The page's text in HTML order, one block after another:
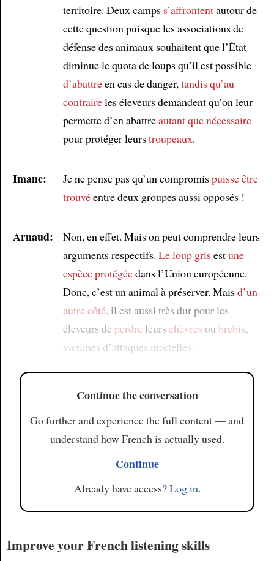
territoire. Deux camps s’affrontentautour de
cette question puisque les associations de
défense des animaux souhaitent que l’État
diminue le quota de loups qu’il est possible
d’abattreen cas de danger, tandis qu’au
contraireles éleveurs demandent qu’on leur
permette d’en abattreautant que nécessaire
pour protéger leurstroupeaux.
Imane: Je ne pense pas qu’un compromispuisse être
trouvéentre deux groupes aussi opposés !
Arnaud:
Non, en effet. Mais on peut comprendre leurs
arguments respectifs. Le loup grisestune
espèce protégéedans l’Union européenne.
Donc, c’est un animal à préserver. Maisd’un
autre côté, il est aussi très dur pour les
éleveurs de perdre leurs chèvres ou brebis,
victimes d’attaques mortelles.
Continue the conversation
Go further and experience the full content — and
understand how French is actually used.
Continue
Already have access?Log in.
Improve your French listening skills